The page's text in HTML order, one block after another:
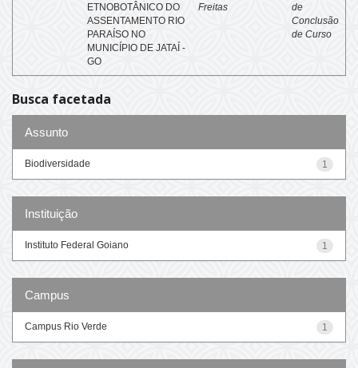
ETNOBOTÂNICO DO
ASSENTAMENTO RIO
PARAÍSO NO
MUNICÍPIO DE JATAÍ -
GO
Freitas
de
Conclusão
de Curso
Busca facetada
Assunto
1
Biodiversidade
Instituição
1
Instituto Federal Goiano
Campus
1
Campus Rio Verde